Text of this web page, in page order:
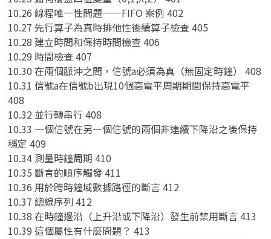
10.26 線程唯一性問題——FIFO 案例 402
10.27 先行算子為真時排他性後續算子檢查 405
10.28 建立時間和保持時間檢查 406
10.29 時間檢查 407
10.30 在兩個脈沖之間，信號a必須為真（無固定時鐘） 408
10.31 信號a在信號b出現10個高電平周期期間保持高電平
408
10.32 並行轉串行 408
10.33 一個信號在另一個信號的兩個非連續下降沿之後保持
穩定 409
10.34 測量時鐘周期 410
10.35 斷言的順序觸發 411
10.36 用於跨時鐘域數據路徑的斷言 412
10.37 總線序列 412
10.38 在時鐘邊沿（上升沿或下降沿）發生前禁用斷言 413
10.39 這個屬性有什麼問題？ 413